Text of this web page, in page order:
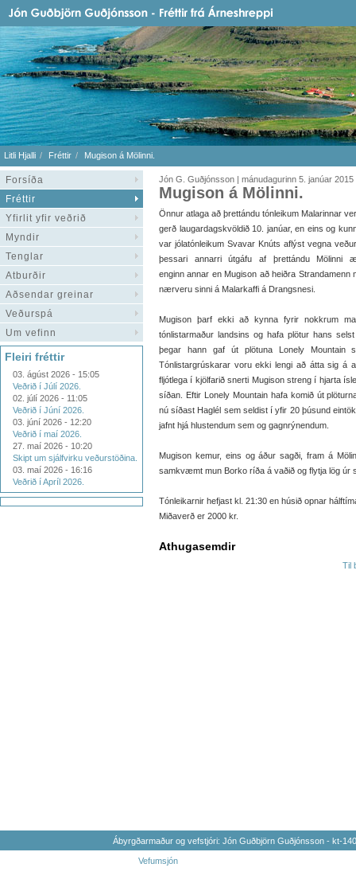
Litli Hjalli Fréttir Mugison á Mölinni.
Forsíða
Fréttir
Yfirlit yfir veðrið
Myndir
Tenglar
Atburðir
Aðsendar greinar
Veðurspá
Um vefinn
Fleiri fréttir
03. ágúst 2026 - 15:05
Veðrið í Júlí 2026.
02. júlí 2026 - 11:05
Veðrið í Júní 2026.
03. júní 2026 - 12:20
Veðrið í maí 2026.
27. maí 2026 - 10:20
Skipt um sjálfvirku veðurstöðina.
03. maí 2026 - 16:16
Veðrið í Apríl 2026.
Jón G. Guðjónsson | mánudagurinn 5. janúar 2015
Mugison á Mölinni.
Önnur atlaga að þrettándu tónleikum Malarinnar
gerð laugardagskvöldið 10. janúar, en eins og
var jólatónleikum Svavar Knúts aflýst vegna
þessari annarri útgáfu af þrettándu Mölinni
enginn annar en Mugison að heiðra Strandamenn
nærveru sinni á Malarkaffi á Drangsnesi.
Mugison þarf ekki að kynna fyrir nokkrum
tónlistarmaður landsins og hafa plötur hans
þegar hann gaf út plötuna Lonely Mountain
Tónlistargrúskarar voru ekki lengi að átta sig á
fljótlega í kjölfarið snerti Mugison streng í hjarta
síðan. Eftir Lonely Mountain hafa komið út
nú síðast Haglél sem seldist í yfir 20 þúsund
jafnt hjá hlustendum sem og gagnrýnendum.
Mugison kemur, eins og áður sagði, fram á
samkvæmt mun Borko ríða á vaðið og flytja lög úr
Tónleikarnir hefjast kl. 21:30 en húsið opnar
Miðaverð er 2000 kr.
Athugasemdir
Til
Ábyrgðarmaður og vefstjóri: Jón Guðbjörn Guðjónsson - kt-
Vefumsjón